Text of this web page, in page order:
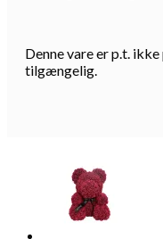
Denne vare er p.t.
tilgængelig.